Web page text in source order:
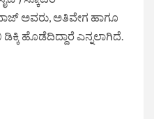
ಅವರು, ಅತಿವೇಗ ಹಾಗೂ
ಹೊಡೆದಿದ್ದಾರೆ ಎನ್ನಲಾಗಿದೆ.